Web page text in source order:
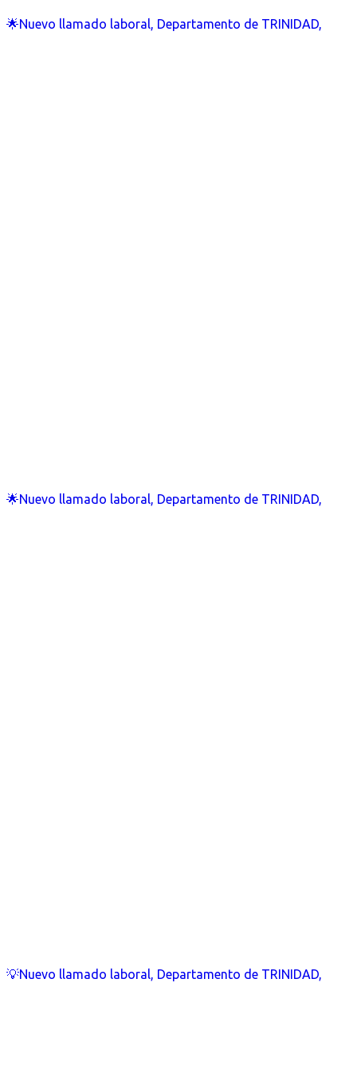
🌟Nuevo llamado laboral, Departamento de TRINIDAD,
🌟Nuevo llamado laboral, Departamento de TRINIDAD,
💡Nuevo llamado laboral, Departamento de TRINIDAD,